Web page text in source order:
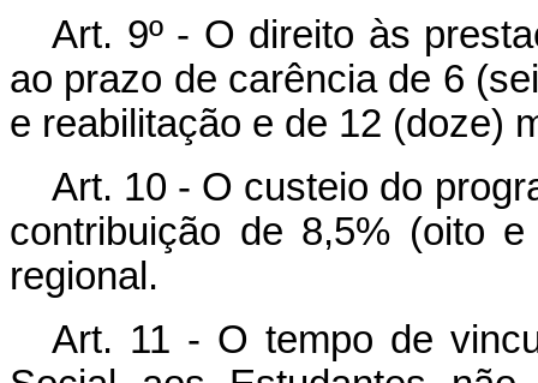
Art. 9º - O direito às
ao prazo de carência de 6
e reabilitação e de 12 (doze)
Art. 10 - O custeio do
contribuição de 8,5% (oito
regional.
Art. 11 - O tempo de